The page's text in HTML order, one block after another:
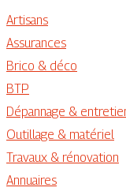
Artisans
Assurances
Brico & déco
BTP
Dépannage &
Outillage & matériel
Travaux & rénovation
Annuaires